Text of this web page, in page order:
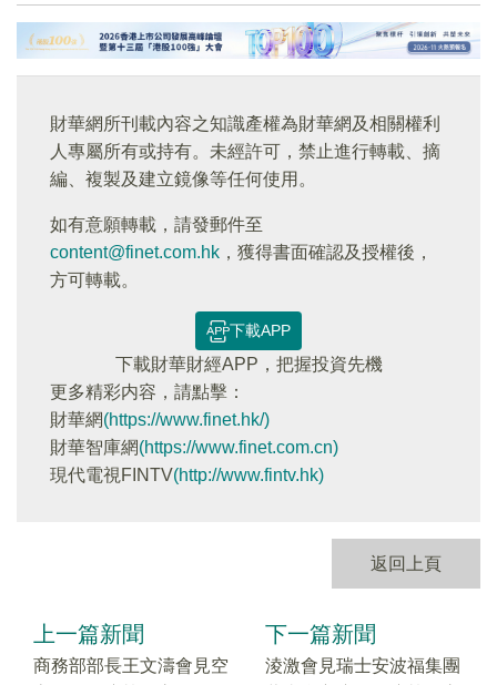
財華網所刊載內容之知識產權為財華網及相關權利
人專屬所有或持有。未經許可，禁止進行轉載、摘
編、複製及建立鏡像等任何使用。
如有意願轉載，請發郵件至
content@finet.com.hk ，獲得書面確認及授權後，
方可轉載。
下載APP
下載財華財經APP，把握投資先機
更多精彩内容，請點擊：
財華網(https://www.finet.hk/)
財華智庫網(https://www.finet.com.cn)
現代電視FINTV(http://www.fintv.hk)
返回上頁
上一篇新聞
商務部部長王文濤會見空
下一篇新聞
淩激會見瑞士安波福集團